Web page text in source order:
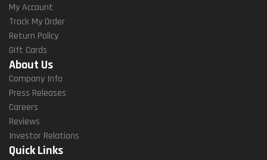
My Account
Track My Order
Return Policy
Gift Cards
About Us
Company Info
Press Releases
Careers
Reviews
Investor Relations
Quick Links